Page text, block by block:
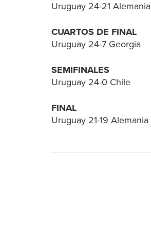
Uruguay 24-21 Alemania
CUARTOS DE FINAL
Uruguay 24-7 Georgia
SEMIFINALES
Uruguay 24-0 Chile
FINAL
Uruguay 21-19 Alemania